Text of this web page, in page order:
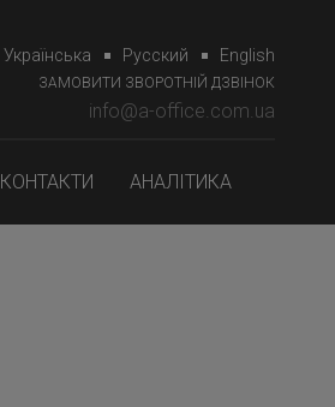
Українська Русский English
ЗАМОВИТИ ЗВОРОТНІЙ ДЗВІНОК
info@a-office.com.ua
КОНТАКТИ АНАЛІТИКА